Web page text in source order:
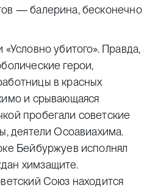
— балерина, бесконечно
убитого». Правда,
герои,
в красных
и срывающаяся
пробегали советские
деятели Осоавиахима.
Бейбуржуев исполнял
химзащите.
Союз находится